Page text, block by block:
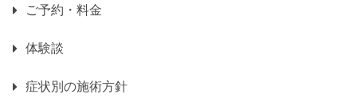
ご予約・料金
体験談
症状別の施術方針